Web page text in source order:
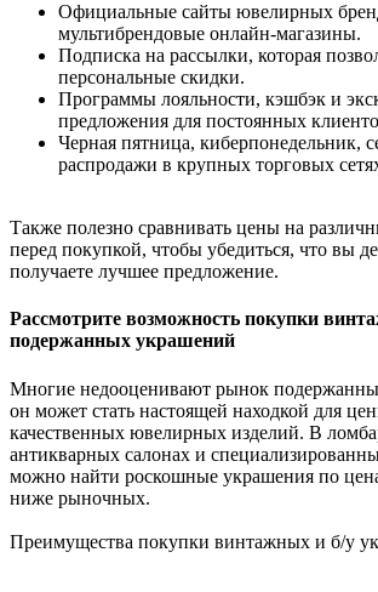
Официальные сайты ювелирных
мультибрендовые онлайн-магазины.
Подписка на рассылки, которая
персональные скидки.
Программы лояльности, кэшбэк и
предложения для постоянных
Черная пятница, киберпонедельник,
распродажи в крупных торговых
Также полезно сравнивать цены на
перед покупкой, чтобы убедиться, что вы
получаете лучшее предложение.
Рассмотрите возможность покупки
подержанных украшений
Многие недооценивают рынок
он может стать настоящей находкой для
качественных ювелирных изделий. В
антикварных салонах и
можно найти роскошные украшения по
ниже рыночных.
Преимущества покупки винтажных и б/у